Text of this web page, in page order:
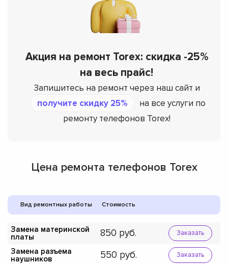
Акция на ремонт Torex: скидка -25%
на весь прайс!
Запишитесь на ремонт через наш сайт и
получите скидку 25%
на все услуги по
ремонту телефонов Torex!
Цена ремонта телефонов Torex
Вид ремонтных работы Стоимость
Замена материнской
платы
850 Заказать
Замена разъема
наушников
550 Заказать